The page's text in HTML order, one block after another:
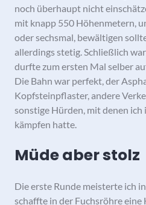
noch überhaupt nicht
mit knapp 550 Höhenmetern,
oder sechsmal, bewältigen
allerdings stetig. Schließlich
durfte zum ersten Mal selber
Die Bahn war perfekt, der
Kopfsteinpflaster, andere
sonstige Hürden, mit denen ich
kämpfen hatte.
Müde aber stolz
Die erste Runde meisterte ich
schaffte in der Fuchsröhre